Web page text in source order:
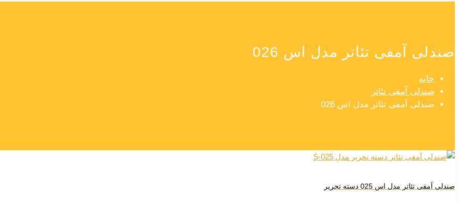
صندلی آمفی تئاتر مدل اس 026
خانه
صندلی آمفی تئاتر
صندلی آمفی تئاتر مدل اس 026
صندلی آمفی تئاتر مدل اس 025 دسته تحریر